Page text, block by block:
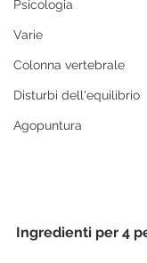
Psicologia
Varie
Colonna vertebrale
Disturbi dell'equilibrio
Agopuntura
Ingredienti per 4